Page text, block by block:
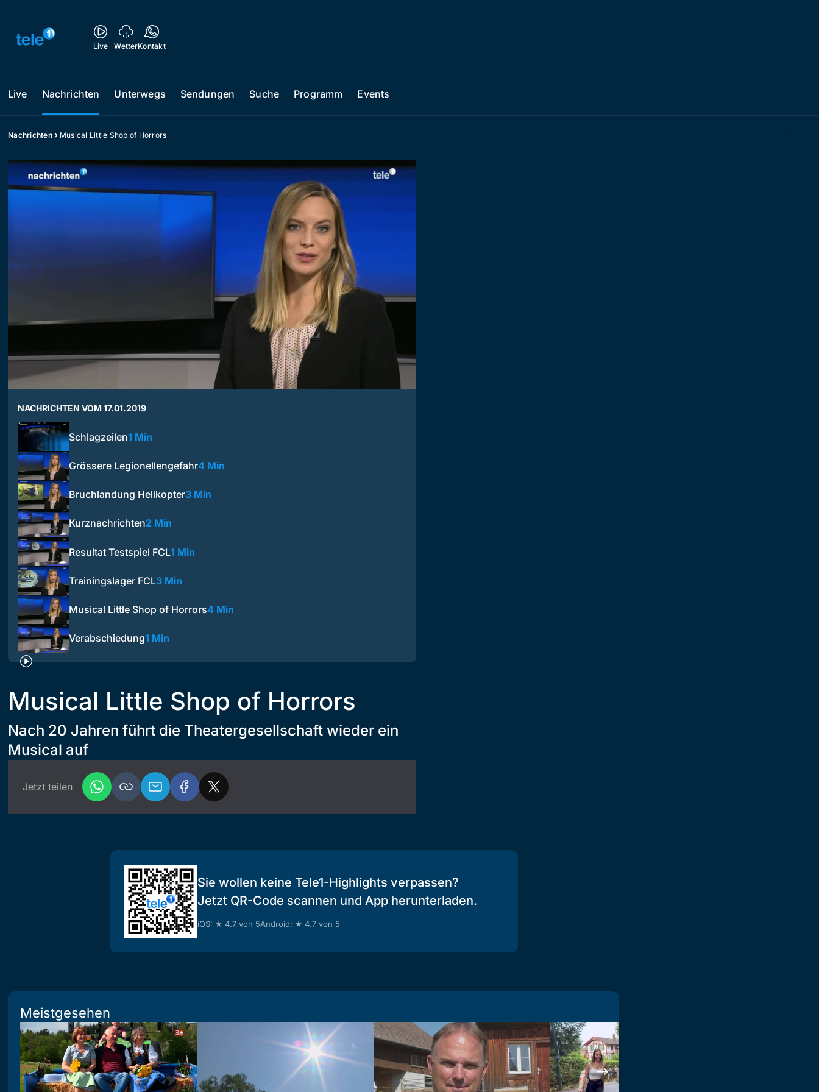
Live WetterKontakt
Live Nachrichten Unterwegs Sendungen Suche Programm Events
Nachrichten Musical Little Shop of Horrors
NACHRICHTEN VOM 17.01.2019
Schlagzeilen1 Min
Grössere Legionellengefahr4 Min
Bruchlandung Helikopter3 Min
Kurznachrichten2 Min
Resultat Testspiel FCL1 Min
Trainingslager FCL3 Min
Musical Little Shop of Horrors4 Min
Verabschiedung1 Min
Musical Little Shop of Horrors
Nach 20 Jahren führt die Theatergesellschaft wieder ein
Musical auf
Jetzt teilen
Sie wollen keine Tele1-Highlights verpassen?
Jetzt QR-Code scannen und App herunterladen.
iOS: ★ 4.7 von 5Android: ★ 4.7 von 5
Meistgesehen